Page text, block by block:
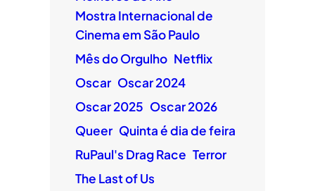
Mostra Internacional de
Cinema em São Paulo
Mês do Orgulho Netflix
Oscar Oscar 2024
Oscar 2025 Oscar 2026
Queer Quinta é dia de feira
RuPaul's Drag Race Terror
The Last of Us